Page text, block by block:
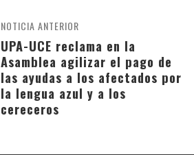
NOTICIA ANTERIOR
UPA-UCE reclama en la
Asamblea agilizar el pago de
las ayudas a los afectados por
la lengua azul y a los
cereceros